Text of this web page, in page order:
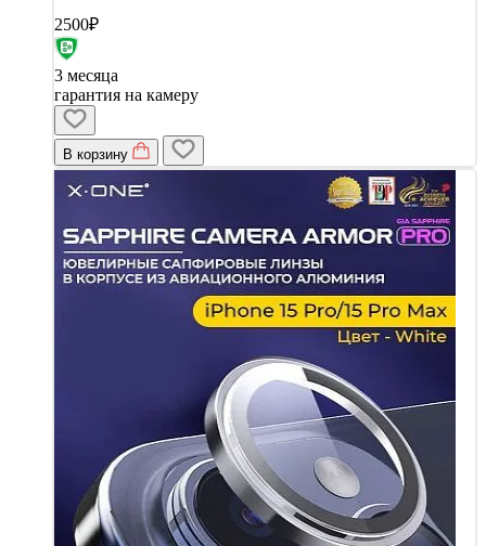
2500₽
3 месяца
гарантия на камеру
В корзину